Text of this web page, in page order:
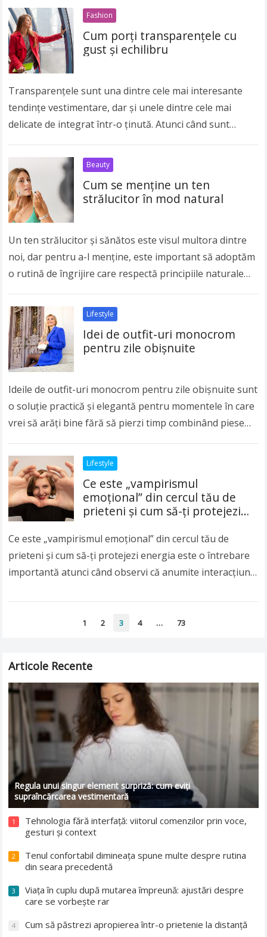
logistice, variațiile de preț și riscurile geopolitice pot
afecta…
Read more
Fashion
Cum porți transparențele cu
gust și echilibru
Transparențele sunt una dintre cele mai interesante
tendințe vestimentare, dar și unele dintre cele mai
delicate de integrat într-o ținută. Atunci când sunt
Read more
Beauty
Cum se menține un ten
strălucitor în mod natural
Un ten strălucitor și sănătos este visul multora dintre
noi, dar pentru a-l menține, este important să adoptăm
o rutină de îngrijire care respectă principiile naturale
Lifestyle
Idei de outfit-uri monocrom
pentru zile obișnuite
Ideile de outfit-uri monocrom pentru zile obișnuite sunt
o soluție practică și elegantă pentru momentele în care
vrei să arăți bine fără să pierzi timp combinând piese
Lifestyle
Ce este „vampirismul
emoțional” din cercul tău de
prieteni și cum să-ți protejezi
Ce este „vampirismul emoțional” din cercul tău de
prieteni și cum să-ți protejezi energia este o întrebare
importantă atunci când observi că anumite interacțiuni
1 2 3 4 … 73
Articole Recente
Regula unui singur element surpriză: cum eviți
supraîncărcarea vestimentară
1
Tehnologia fără interfață: viitorul comenzilor prin voce,
gesturi și context
2
Tenul confortabil dimineața spune multe despre rutina
din seara precedentă
3
Viața în cuplu după mutarea împreună: ajustări despre
care se vorbește rar
4 Cum să păstrezi apropierea într-o prietenie la distanță